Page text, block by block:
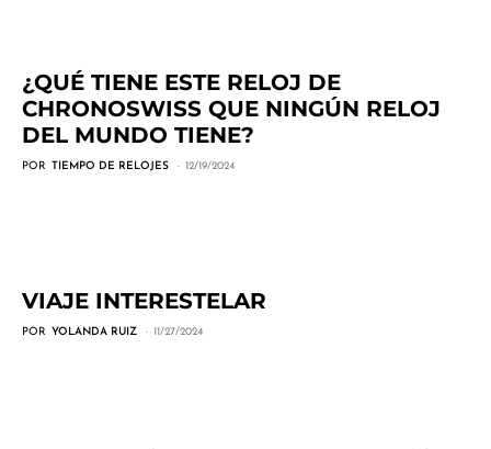
¿QUÉ TIENE ESTE RELOJ DE
CHRONOSWISS QUE NINGÚN RELOJ
DEL MUNDO TIENE?
POR TIEMPO DE RELOJES 12/19/2024
VIAJE INTERESTELAR
POR YOLANDA RUIZ 11/27/2024